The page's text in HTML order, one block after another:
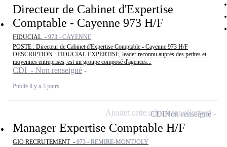
Directeur de Cabinet d'Expertise
Comptable - Cayenne 973 H/F
FIDUCIAL - 973 - CAYENNE
POSTE : Directeur de Cabinet d'Expertise Comptable - Cayenne 973 H/F
DESCRIPTION : FIDUCIAL EXPERTISE, leader reconnu auprès des petites et
moyennes entreprises, est un groupe composé d'agences...
CDI - Non renseigné
Publié il y a 3 jours
Manager Expertise Comptable H/F
GIO RECRUTEMENT - 973 - REMIRE-MONTJOLY
CDINon renseigné
Ajouter cette offre à ma sélection